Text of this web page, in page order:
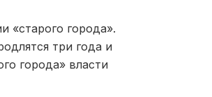
«старого города».
три года и
города» власти